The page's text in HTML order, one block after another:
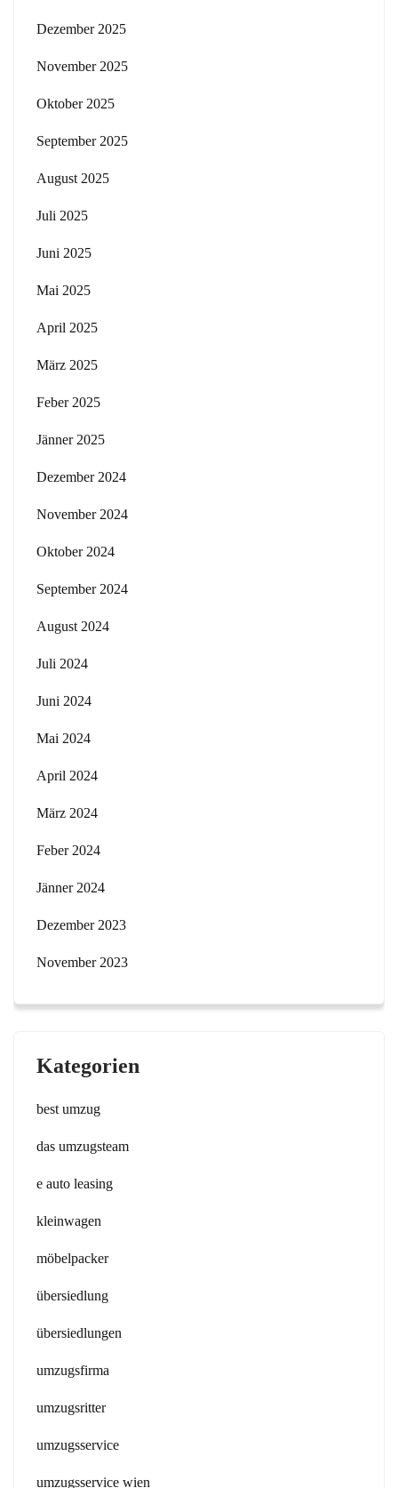
Dezember 2025
November 2025
Oktober 2025
September 2025
August 2025
Juli 2025
Juni 2025
Mai 2025
April 2025
März 2025
Feber 2025
Jänner 2025
Dezember 2024
November 2024
Oktober 2024
September 2024
August 2024
Juli 2024
Juni 2024
Mai 2024
April 2024
März 2024
Feber 2024
Jänner 2024
Dezember 2023
November 2023
Kategorien
best umzug
das umzugsteam
e auto leasing
kleinwagen
möbelpacker
übersiedlung
übersiedlungen
umzugsfirma
umzugsritter
umzugsservice
umzugsservice wien